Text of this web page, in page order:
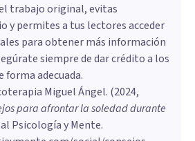
trabajo original, evitas
y permites a tus lectores acceder
para obtener más información
siempre de dar crédito a los
forma adecuada.
Miguel Ángel. (2024,
para afrontar la soledad durante
Psicología y Mente.